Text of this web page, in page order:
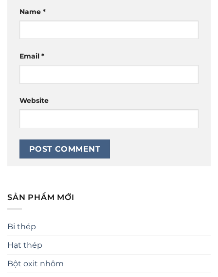
Name *
Email *
Website
SẢN PHẨM MỚI
Bi thép
Hạt thép
Bột oxit nhôm